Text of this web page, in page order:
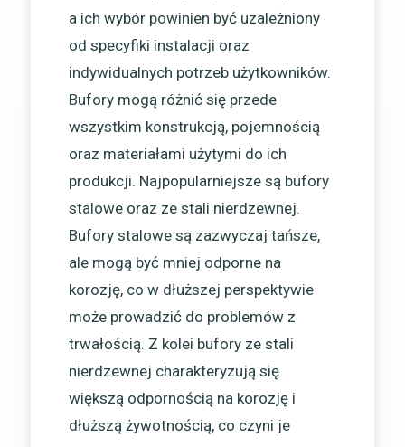
a ich wybór powinien być uzależniony
od specyfiki instalacji oraz
indywidualnych potrzeb użytkowników.
Bufory mogą różnić się przede
wszystkim konstrukcją, pojemnością
oraz materiałami użytymi do ich
produkcji. Najpopularniejsze są bufory
stalowe oraz ze stali nierdzewnej.
Bufory stalowe są zazwyczaj tańsze,
ale mogą być mniej odporne na
korozję, co w dłuższej perspektywie
może prowadzić do problemów z
trwałością. Z kolei bufory ze stali
nierdzewnej charakteryzują się
większą odpornością na korozję i
dłuższą żywotnością, co czyni je